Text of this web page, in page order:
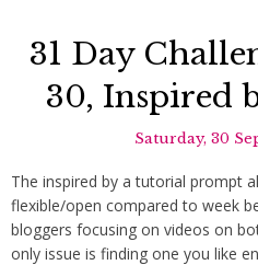
31 Day
30, Inspired
Saturday, 30
The inspired by a tutorial prompt
flexible/open compared to week
bloggers focusing on videos on
only issue is finding one you like